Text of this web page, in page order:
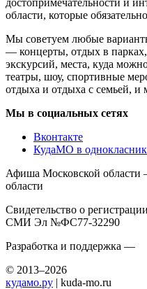
достопримечательности и
области, которые
Мы советуем любые
— концерты, отдых в парках,
экскурсий, места, куда
театры, шоу, спортивные
отдыха и отдыха с семьей, и
Мы в социальных сетях
Вконтакте
КудаМО в
Афиша Московской области
области
Свидетельство о регистрации
СМИ Эл №ФС77-32290
Разработка и поддержка —
© 2013–2026
кудамо.ру | kuda-mo.ru